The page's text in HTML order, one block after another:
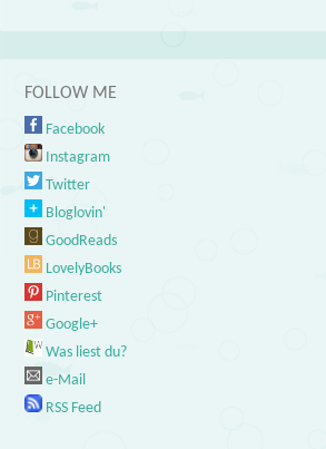
FOLLOW ME
Facebook
Instagram
Twitter
Bloglovin'
GoodReads
LovelyBooks
Pinterest
Google+
Was liest du?
e-Mail
RSS Feed